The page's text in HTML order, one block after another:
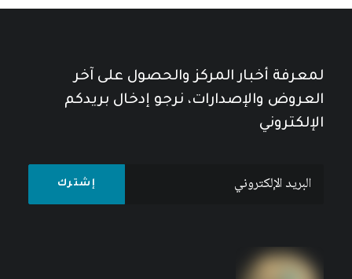
كتبه ياسمين قعيق
لمعرفة أخبار المركز والحصول على آخر
العروض والإصدارات، نرجو إدخال بريدكم
الإلكتروني